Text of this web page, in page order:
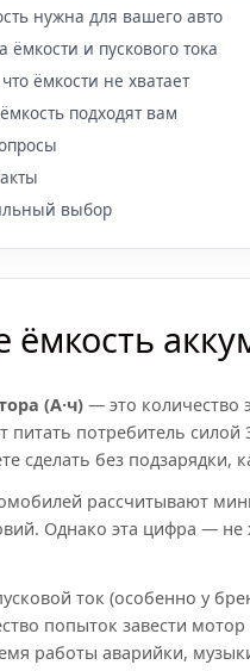
нужна для вашего авто
ёмкости и пускового тока
ёмкости не хватает
подходят вам
выбор
ёмкость
(А·ч) — это количество
питать потребитель силой
сделать без
рассчитывают
Однако эта цифра —
ток (особенно у
попыток завести
работы аварийки,